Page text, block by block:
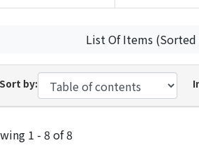
List Of Items
Sort by:
Submissions
1 - 8 of 8